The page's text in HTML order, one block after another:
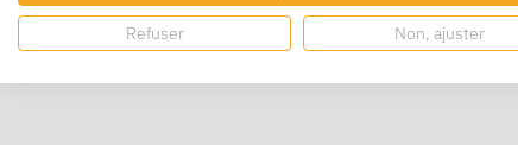
Refuser Non, ajuster